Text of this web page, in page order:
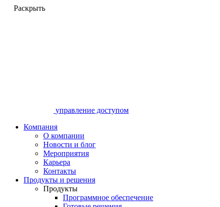
Раскрыть
управление доступом
Компания
О компании
Новости и блог
Мероприятия
Карьера
Контакты
Продукты и решения
Продукты
Программное обеспечение